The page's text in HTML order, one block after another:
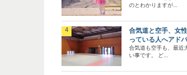
のとわかりますが...
合気道と空手、女
っている人へアド
合気道も空手も、最近
い事です。 ど...